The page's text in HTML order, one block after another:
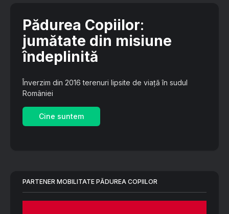
Pădurea Copiilor:
jumătate din misiune
îndeplinită
Înverzim din 2016 terenuri lipsite de viață în sudul
României
Cine suntem
PARTENER MOBILITATE PĂDUREA COPIILOR